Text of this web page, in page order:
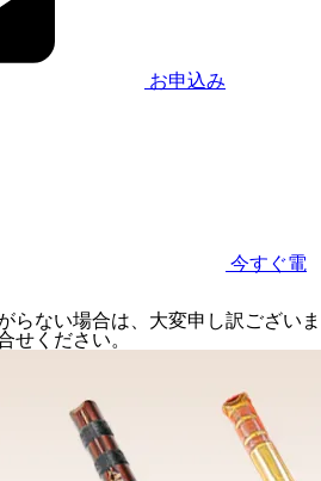
お申込み
今すぐ電
らない場合は、大変申し訳ございま
せください。